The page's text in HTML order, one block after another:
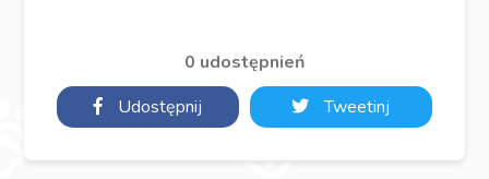
0 udostępnień
Udostępnij
Tweetinj